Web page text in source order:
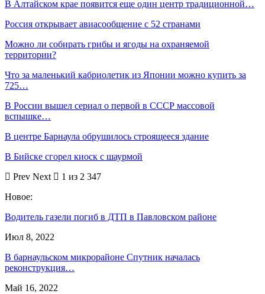
В Алтайском крае появится еще один центр традиционной…
Россия открывает авиасообщение с 52 странами
Можно ли собирать грибы и ягоды на охраняемой
территории?
Что за маленький кабриолетик из Японии можно купить за
725…
В России вышел сериал о первой в СССР массовой
вспышке…
В центре Барнаула обрушилось строящееся здание
В Бийске сгорел киоск с шаурмой
Prev Next
1 из 2 347
Новое:
Водитель газели погиб в ДТП в Павловском районе
Июл 8, 2022
В барнаульском микрорайоне Спутник началась
реконструкция…
Май 16, 2022